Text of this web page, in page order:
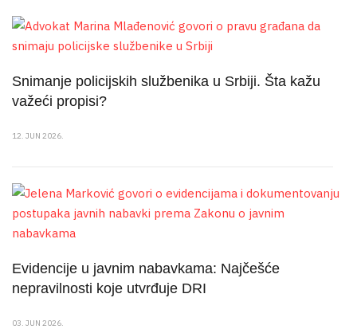
Snimanje policijskih službenika u Srbiji. Šta kažu
važeći propisi?
12. JUN 2026.
Evidencije u javnim nabavkama: Najčešće
nepravilnosti koje utvrđuje DRI
03. JUN 2026.